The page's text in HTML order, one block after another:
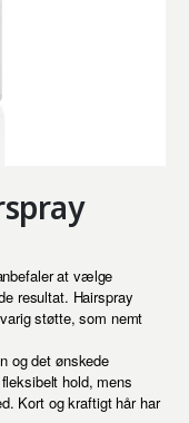
at vælge
resultat. Hairspray
støtte, som nemt
og det ønskede
hold, mens
Kort og kraftigt hår har